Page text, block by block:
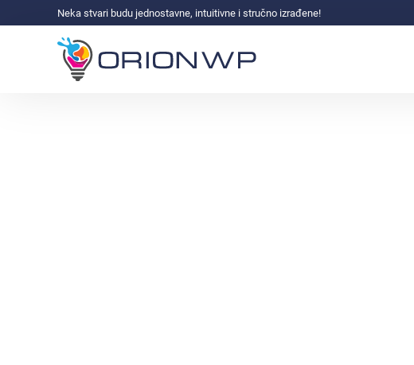
Neka stvari budu jednostavne, intuitivne i stručno izrađene!